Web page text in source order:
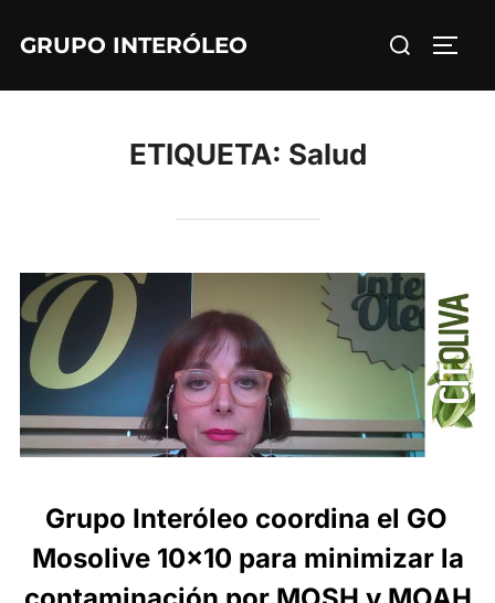
GRUPO INTERÓLEO Buscar:
ETIQUETA: Salud
Grupo Interóleo coordina el GO
Mosolive 10×10 para minimizar la